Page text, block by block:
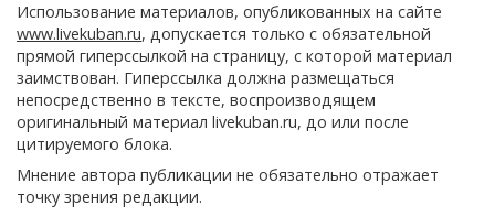
Использование материалов, опубликованных на сайте
www.livekuban.ru, допускается только с обязательной
прямой гиперссылкой на страницу, с которой материал
заимствован. Гиперссылка должна размещаться
непосредственно в тексте, воспроизводящем
оригинальный материал livekuban.ru, до или после
цитируемого блока.
Мнение автора публикации не обязательно отражает
точку зрения редакции.